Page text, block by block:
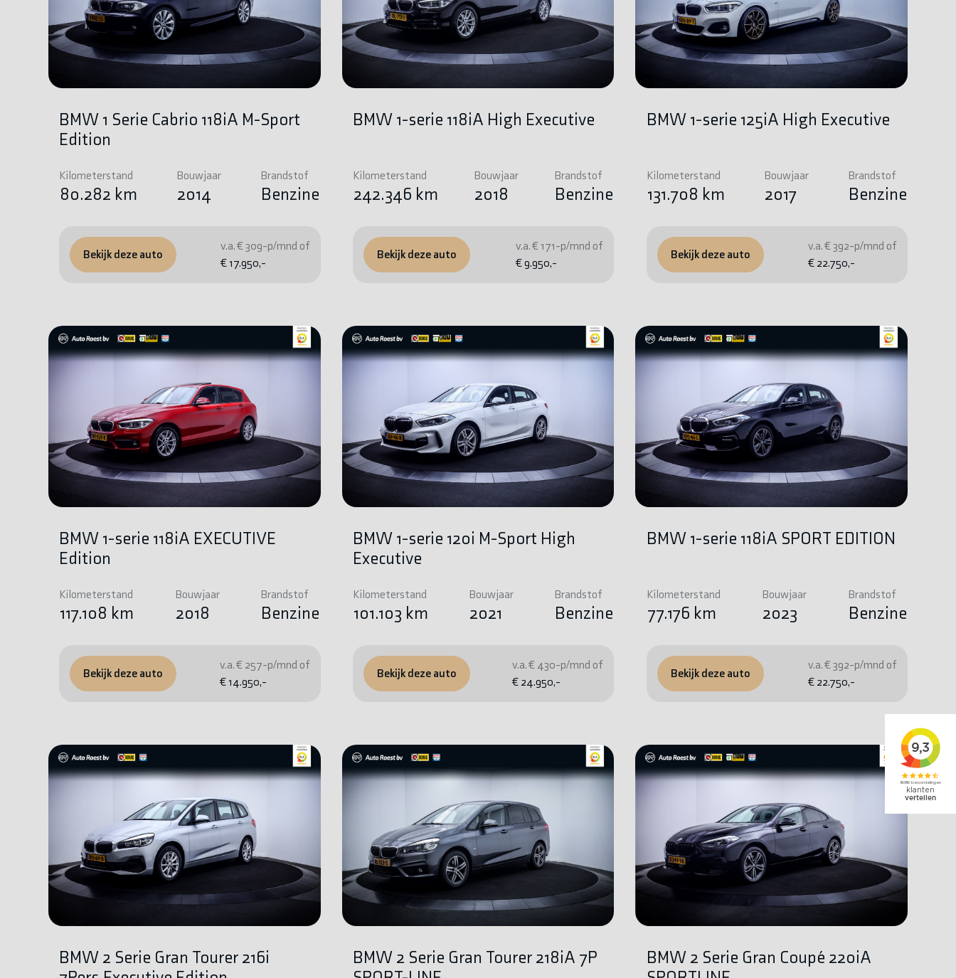
BMW 1 Serie Cabrio 118iA M-Sport
Edition
Kilometerstand
80.282 km
Bouwjaar
2014
Brandstof
Benzine
v.a. € 309-p/mnd of
€ 17.950,-
Bekijk deze auto
BMW 1-serie 118iA High Executive
Kilometerstand
242.346 km
Bouwjaar
2018
Brandstof
Benzine
v.a. € 171-p/mnd of
€ 9.950,-
Bekijk deze auto
BMW 1-serie 125iA High Executive
Kilometerstand
131.708 km
Bouwjaar
2017
Brandstof
Benzine
v.a. € 392-p/mnd of
€ 22.750,-
Bekijk deze auto
BMW 1-serie 118iA EXECUTIVE
Edition
Kilometerstand
117.108 km
Bouwjaar
2018
Brandstof
Benzine
v.a. € 257-p/mnd of
€ 14.950,-
Bekijk deze auto
BMW 1-serie 120i M-Sport High
Executive
Kilometerstand
101.103 km
Bouwjaar
2021
Brandstof
Benzine
v.a. € 430-p/mnd of
€ 24.950,-
Bekijk deze auto
BMW 1-serie 118iA SPORT EDITION
Kilometerstand
77.176 km
Bouwjaar
2023
Brandstof
Benzine
v.a. € 392-p/mnd of
€ 22.750,-
Bekijk deze auto
BMW 2 Serie Gran Tourer 216i
BMW 2 Serie Gran Tourer 218iA 7P
BMW 2 Serie Gran Coupé 220iA